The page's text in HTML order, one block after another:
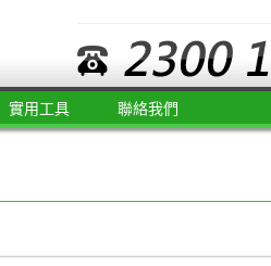
實用工具 聯絡我們